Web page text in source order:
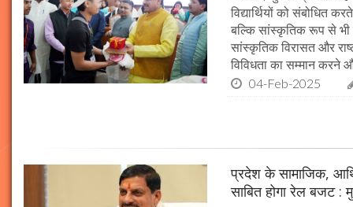
विद्यार्थियों को संबोधित
बल्कि सांस्कृतिक रूप से भी
सांस्कृतिक विरासत और
विविधता का सम्मान
04-Feb-2025
प्रदेश के सामाजिक,
साबित होगा रेल बजट :